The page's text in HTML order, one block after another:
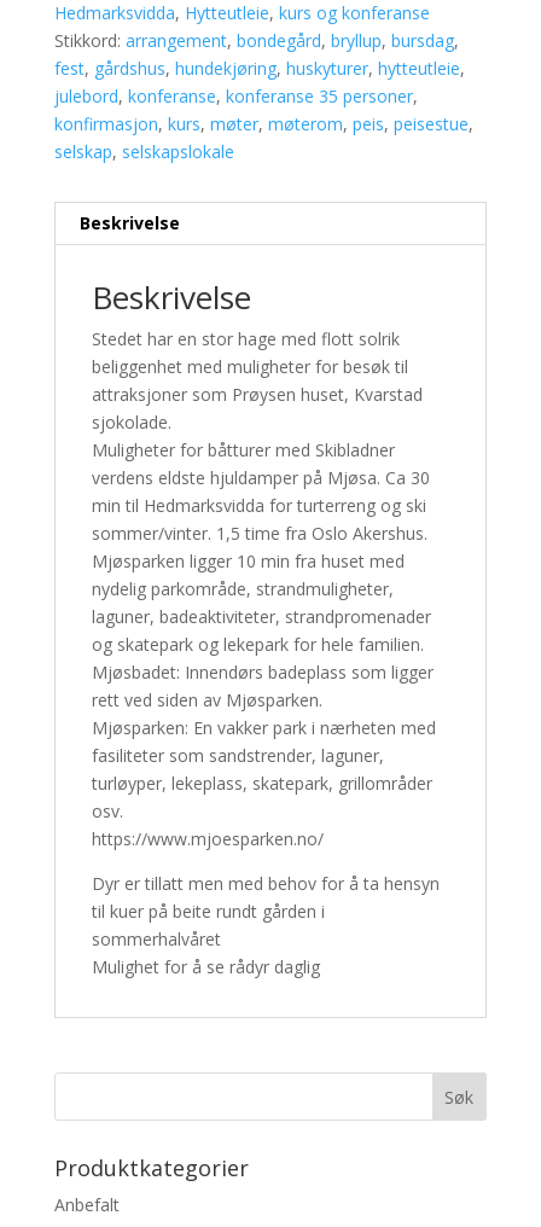
Hedmarksvidda, Hytteutleie, kurs og konferanse
Stikkord: arrangement, bondegård, bryllup, bursdag,
fest, gårdshus, hundekjøring, huskyturer, hytteutleie,
julebord, konferanse, konferanse 35 personer,
konfirmasjon, kurs, møter, møterom, peis, peisestue,
selskap, selskapslokale
Beskrivelse
Beskrivelse
Stedet har en stor hage med flott solrik
beliggenhet med muligheter for besøk til
attraksjoner som Prøysen huset, Kvarstad
sjokolade.
Muligheter for båtturer med Skibladner
verdens eldste hjuldamper på Mjøsa. Ca 30
min til Hedmarksvidda for turterreng og ski
sommer/vinter. 1,5 time fra Oslo Akershus.
Mjøsparken ligger 10 min fra huset med
nydelig parkområde, strandmuligheter,
laguner, badeaktiviteter, strandpromenader
og skatepark og lekepark for hele familien.
Mjøsbadet: Innendørs badeplass som ligger
rett ved siden av Mjøsparken.
Mjøsparken: En vakker park i nærheten med
fasiliteter som sandstrender, laguner,
turløyper, lekeplass, skatepark, grillområder
osv.
https://www.mjoesparken.no/
Dyr er tillatt men med behov for å ta hensyn
til kuer på beite rundt gården i
sommerhalvåret
Mulighet for å se rådyr daglig
Produktkategorier
Anbefalt